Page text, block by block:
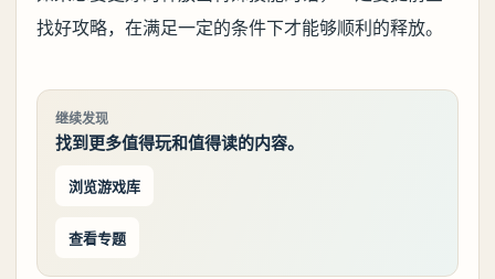
找好攻略，在满足一定的条件下才能够顺利的释放。
继续发现
找到更多值得玩和值得读的内容。
浏览游戏库
查看专题